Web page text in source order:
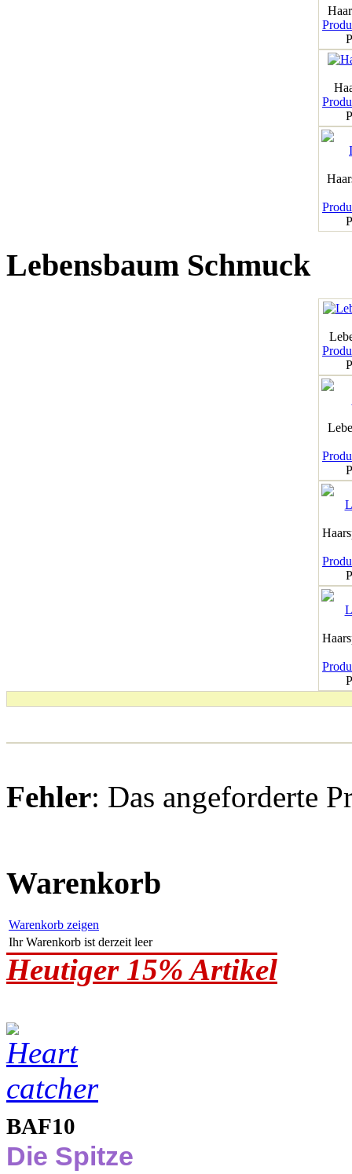
Lebensbaum Schmuck
Fehler: Das angeforderte
Warenkorb
Warenkorb zeigen
Ihr Warenkorb ist derzeit leer
Heutiger 15% Artikel
BAF10
Die Spitze